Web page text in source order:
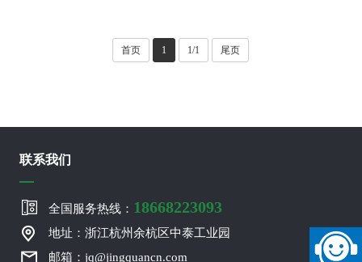
首页 1 1/1 尾页
联系我们
全国服务热线： 18668223093
地址：浙江杭州余杭区中泰工业园
邮箱：jq@jingquancn.com